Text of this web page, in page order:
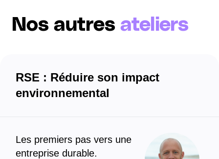
Nos autres ateliers
RSE : Réduire son impact
environnemental
Les premiers pas vers une
entreprise durable.